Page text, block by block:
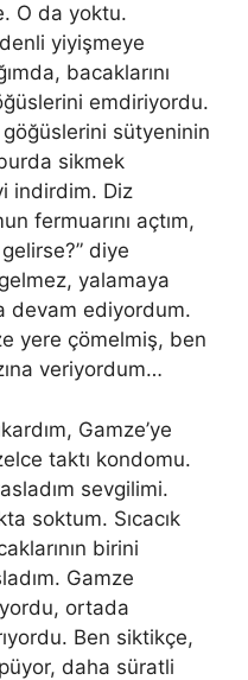
O da yoktu.
denli yiyişmeye
bacaklarını
emdiriyordu.
sütyeninin
sikmek
indirdim. Diz
fermuarını açtım,
diye
yalamaya
devam ediyordum.
yere çömelmiş, ben
veriyordum…
Gamze’ye
taktı kondomu.
sevgilimi.
soktum. Sıcacık
birini
Gamze
ortada
Ben siktikçe,
daha süratli